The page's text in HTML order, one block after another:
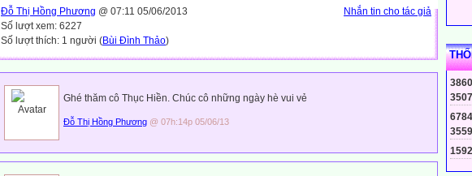
3507
3559
1592
Nhắn tin cho tác giả
Đỗ Thị Hồng Phương @ 07:11 05/06/2013
Số lượt xem: 6227
Số lượt thích: 1 người (Bùi Đình Thảo)
Ghé thăm cô Thục Hiền. Chúc cô những ngày hè vui vẻ
Đỗ Thị Hồng Phương @ 07h:14p 05/06/13